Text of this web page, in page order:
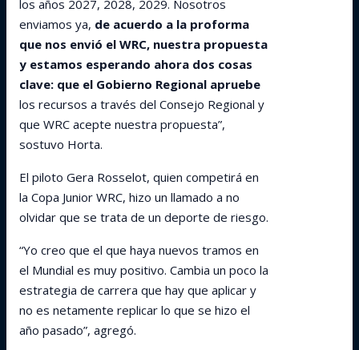
los años 2027, 2028, 2029. Nosotros
enviamos ya, de acuerdo a la proforma
que nos envió el WRC, nuestra propuesta
y estamos esperando ahora dos cosas
clave: que el Gobierno Regional apruebe
los recursos a través del Consejo Regional y
que WRC acepte nuestra propuesta”,
sostuvo Horta.
El piloto Gera Rosselot, quien competirá en
la Copa Junior WRC, hizo un llamado a no
olvidar que se trata de un deporte de riesgo.
“Yo creo que el que haya nuevos tramos en
el Mundial es muy positivo. Cambia un poco la
estrategia de carrera que hay que aplicar y
no es netamente replicar lo que se hizo el
año pasado”, agregó.